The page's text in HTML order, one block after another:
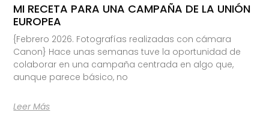
MI RECETA PARA UNA CAMPAÑA DE LA UNIÓN
EUROPEA
{Febrero 2026. Fotografías realizadas con cámara
Canon} Hace unas semanas tuve la oportunidad de
colaborar en una campaña centrada en algo que,
aunque parece básico, no
Leer Más